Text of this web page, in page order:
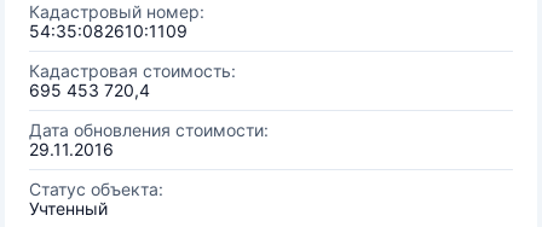
Кадастровый номер:
54:35:082610:1109
Кадастровая стоимость:
695 453 720,4
Дата обновления стоимости:
29.11.2016
Статус объекта:
Учтенный